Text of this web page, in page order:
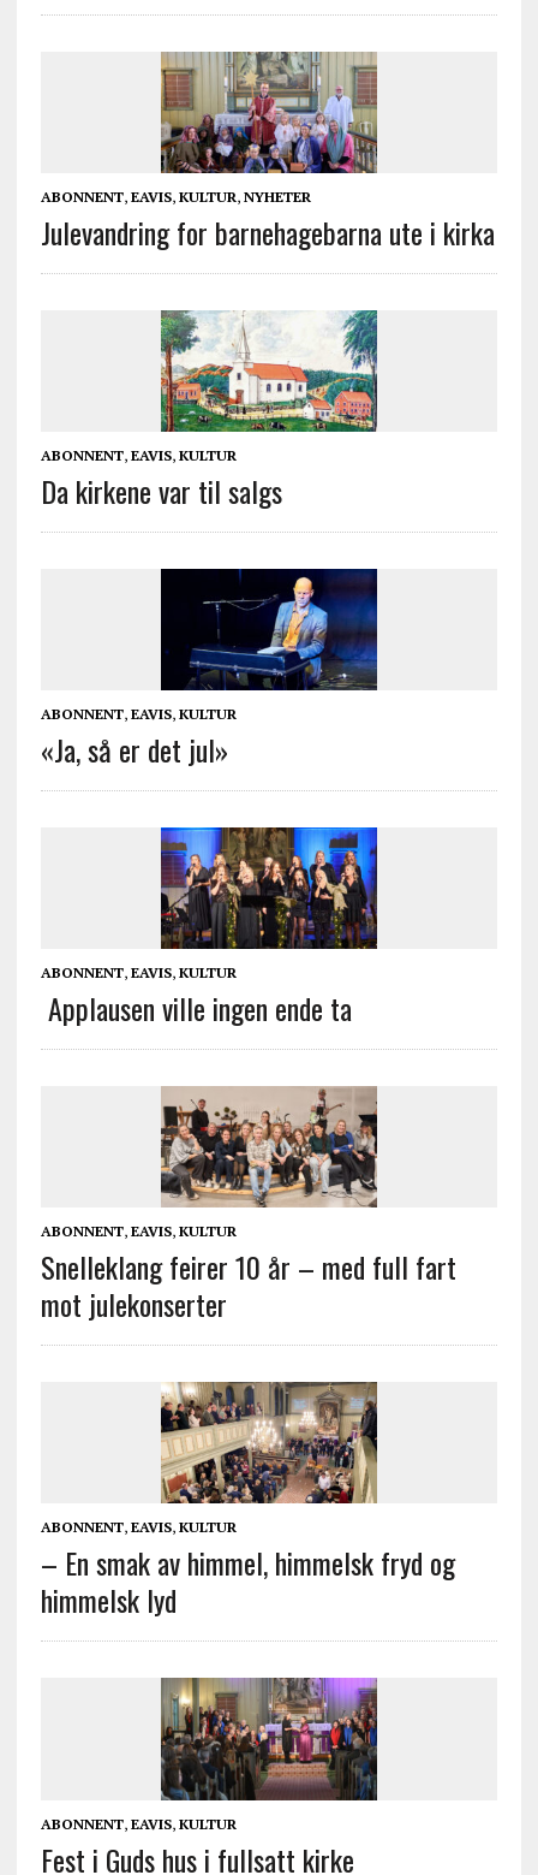
ABONNENT, EAVIS, KULTUR, NYHETER
Julevandring for barnehagebarna ute i kirka
ABONNENT, EAVIS, KULTUR
Da kirkene var til salgs
ABONNENT, EAVIS, KULTUR
«Ja, så er det jul»
ABONNENT, EAVIS, KULTUR
Applausen ville ingen ende ta
ABONNENT, EAVIS, KULTUR
Snelleklang feirer 10 år – med full fart
mot julekonserter
ABONNENT, EAVIS, KULTUR
– En smak av himmel, himmelsk fryd og
himmelsk lyd
ABONNENT, EAVIS, KULTUR
Fest i Guds hus i fullsatt kirke